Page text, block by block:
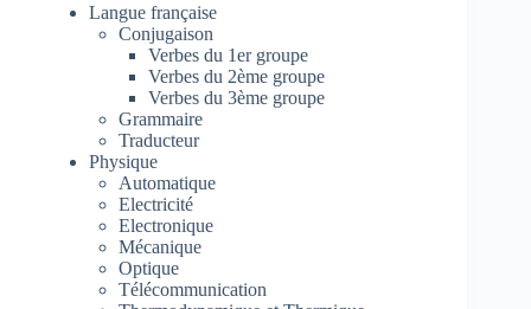
Langue française
Conjugaison
Verbes du 1er groupe
Verbes du 2ème groupe
Verbes du 3ème groupe
Grammaire
Traducteur
Physique
Automatique
Electricité
Electronique
Mécanique
Optique
Télécommunication